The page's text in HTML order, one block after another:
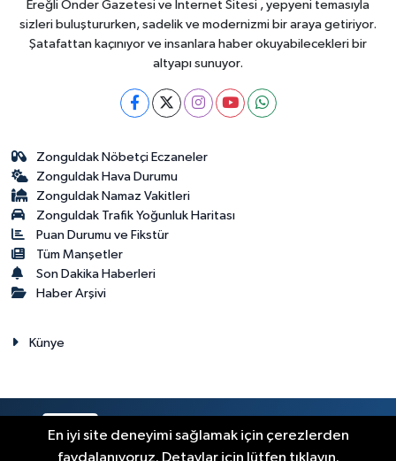
Ereğli Önder Gazetesi ve İnternet Sitesi , yepyeni temasıyla
sizleri buluştururken, sadelik ve modernizmi bir araya getiriyor.
Şatafattan kaçınıyor ve insanlara haber okuyabilecekleri bir
altyapı sunuyor.
Zonguldak Nöbetçi Eczaneler
Zonguldak Hava Durumu
Zonguldak Namaz Vakitleri
Zonguldak Trafik Yoğunluk Haritası
Puan Durumu ve Fikstür
Tüm Manşetler
Son Dakika Haberleri
Haber Arşivi
Künye
RSS Copyright © 2023. Her hakkı saklıdır.
En iyi site deneyimi sağlamak için çerezlerden
faydalanıyoruz. Detaylar için lütfen tıklayın.